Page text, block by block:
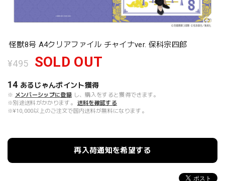
怪獣8号 A4クリアファイル チャイナver. 保科宗四郎
¥495 SOLD OUT
14 あるじゃんポイント獲得
※ メンバーシップに登録 し、購入をすると獲得できます。
※別途送料がかかります。
送料を確認する
※¥10,000以上のご注文で国内送料が無料になります。
再入荷通知を希望する